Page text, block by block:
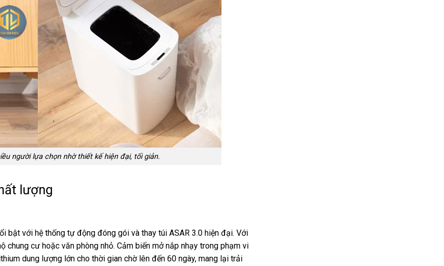
người lựa chọn nhờ thiết kế hiện đại, tối giản.
lượng
bật với hệ thống tự động đóng gói và thay túi ASAR 3.0 hiện đại. Với
cư hoặc văn phòng nhỏ. Cảm biến mở nắp nhạy trong phạm vi
dung lượng lớn cho thời gian chờ lên đến 60 ngày, mang lại trải